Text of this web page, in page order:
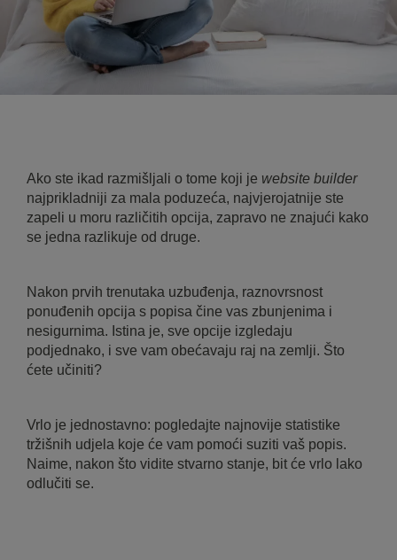
Ako ste ikad razmišljali o tome koji je website builder
najprikladniji za mala poduzeća, najvjerojatnije ste
zapeli u moru različitih opcija, zapravo ne znajući kako
se jedna razlikuje od druge.
Nakon prvih trenutaka uzbuđenja, raznovrsnost
ponuđenih opcija s popisa čine vas zbunjenima i
nesigurnima. Istina je, sve opcije izgledaju
podjednako, i sve vam obećavaju raj na zemlji. Što
ćete učiniti?
Vrlo je jednostavno: pogledajte najnovije statistike
tržišnih udjela koje će vam pomoći suziti vaš popis.
Naime, nakon što vidite stvarno stanje, bit će vrlo lako
odlučiti se.